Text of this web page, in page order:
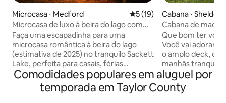
Microcasa ⋅ Medford 5 de uma avaliação média
5 (19)
Microcasa de luxo à beira do lago com
Wi-Fi e caiaques
Faça uma escapadinha para uma
microcasa romântica à beira do lago
(estimativa de 2025) no tranquilo Sackett
Lake, perfeita para casais, férias
tranquilas, trabalho remoto e fins de
semana de desconexão. Acorde com a
vista para o lago a partir da cama queen,
Cabana ⋅ Sheldon
Cabana de
longo do rio
Que bom ter
Você vai adorar
o amplo deck, o
manhãs
fogueira! O rio
lagostins, sapos
avistamentos de
Comodidades populares em aluguel por
temporada em Taylor County